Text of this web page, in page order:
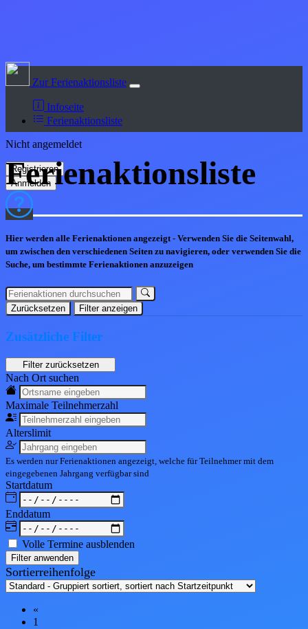
Zur Ferienaktionsliste
Infoseite
Ferienaktionsliste
Nicht angemeldet
Ferienaktionsliste
Hier werden alle Ferienaktionen angezeigt - Verwenden Sie die Seitenwahl,
um zwischen den verschiedenen Seiten zu navigieren, oder verwenden Sie die
Suche, um bestimmte Ferienaktionen anzuzeigen
Zurücksetzen Filter anzeigen
Zusätzliche Filter
Nach Ort suchen
Maximale Teilnehmerzahl
Alterslimit
Es werden nur Ferienaktionen angezeigt, welche für Teilnehmer mit dem
eingegebenen Jahrgang verfügbar sind
Startdatum
Enddatum
Volle Termine ausblenden
Filter anwenden
Sortierreihenfolge
«
1